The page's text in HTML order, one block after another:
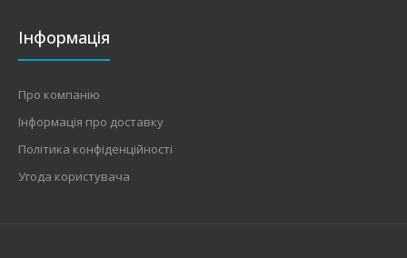
Стабілізатор напруги Volter-11птш
Інформація
Про компанію
Інформація про доставку
Політика конфіденційності
Угода користувача